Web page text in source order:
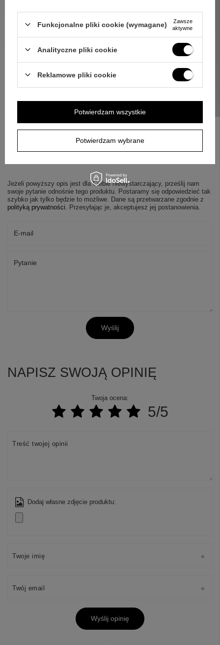
Jeżeli powyższy opis jest dla Ciebie niewystarczający, prześlij nam
swoje pytanie odnośnie tego produktu. Postaramy się odpowiedzieć tak
szybko jak tylko będzie to możliwe. Dane są przetwarzane zgodnie z
polityką prywatności . Przesyłając je, akceptujesz jej postanowienia.
E-mail
Pytanie
Wyślij
NAPISZ SWOJĄ OPINIĘ
Twoja ocena:
5/5
Treść twojej opinii
Dodaj własne zdjęcie produktu:
Twoje imię
Twój email
Wyślij opinię
Funkcjonalne pliki cookie (wymagane)
Zawsze
aktywne
Analityczne pliki cookie
Reklamowe pliki cookie
Potwierdzam wybrane
Potwierdzam wszystkie